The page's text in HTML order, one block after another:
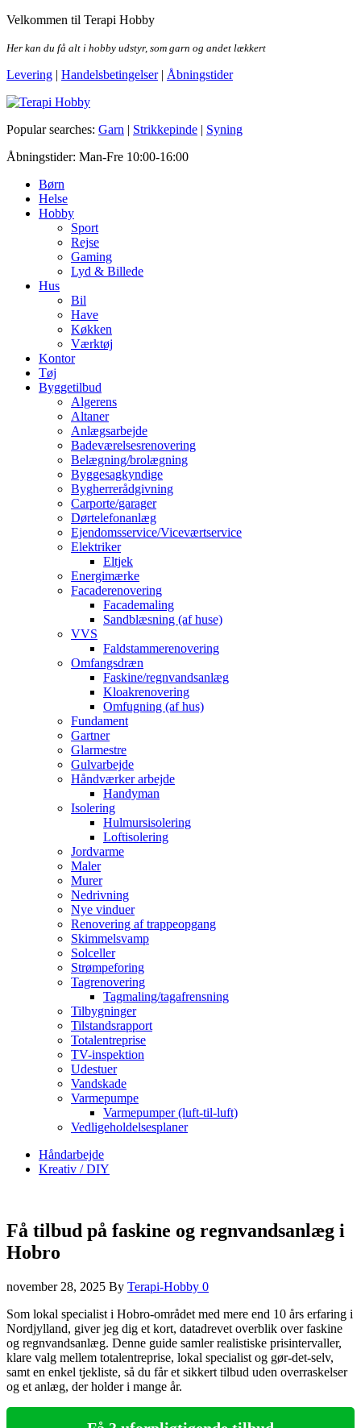
Skip
the
Velkommen til Terapi Hobby
Her kan du få alt i hobby udstyr, som garn og andet lækkert
Levering | Handelsbetingelser| Åbningstider
Terapi Hobby
Popular searches: Garn | Strikkepinde | Syning
Åbningstider: Man-Fre 10:00-16:00
Børn
Helse
Hobby
Sport
Rejse
Gaming
Lyd & Billede
Hus
Bil
Have
Køkken
Værktøj
Kontor
Tøj
Byggetilbud
Algerens
Altaner
Anlægsarbejde
Badeværelsesrenovering
Belægning/brolægning
Byggesagkyndige
Bygherrerådgivning
Carporte/garager
Dørtelefonanlæg
Ejendomsservice/Viceværtservice
Elektriker
Eltjek
Energimærke
Facaderenovering
Facademaling
Sandblæsning (af huse)
VVS
Faldstammerenovering
Omfangsdræn
Faskine/regnvandsanlæg
Kloakrenovering
Omfugning (af hus)
Fundament
Gartner
Glarmestre
Gulvarbejde
Håndværker arbejde
Handyman
Isolering
Hulmursisolering
Loftisolering
Jordvarme
Maler
Murer
Nedrivning
Nye vinduer
Renovering af trappeopgang
Skimmelsvamp
Solceller
Strømpeforing
Tagrenovering
Tagmaling/tagafrensning
Tilbygninger
Tilstandsrapport
Totalentreprise
TV-inspektion
Udestuer
Vandskade
Varmepumpe
Varmepumper (luft-til-luft)
Vedligeholdelsesplaner
Håndarbejde
Kreativ / DIY
Få tilbud på faskine og regnvandsanlæg i
Hobro
november 28, 2025 By Terapi-Hobby 0
Som lokal specialist i Hobro-området med mere end 10 års erfaring i
Nordjylland, giver jeg dig et kort, datadrevet overblik over faskine
og regnvandsanlæg. Denne guide samler realistiske prisintervaller,
klare valg mellem totalentreprise, lokal specialist og gør-det-selv,
samt en enkel tjekliste, så du får et sikkert tilbud uden overraskelser
og et anlæg, der holder i mange år.